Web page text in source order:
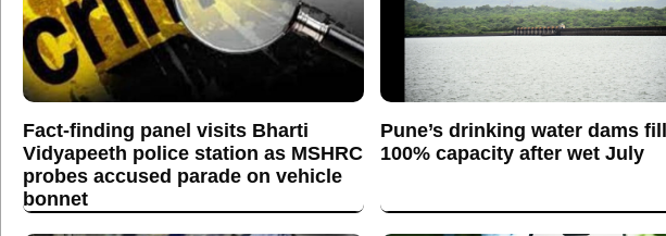
Fact-finding panel visits Bharti
Vidyapeeth police station as MSHRC
probes accused parade on vehicle
bonnet
Pune’s drinking water dams
100% capacity after wet July